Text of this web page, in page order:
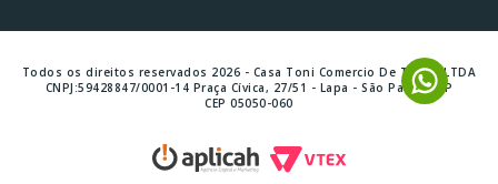
Todos os direitos reservados 2026 - Casa Toni Comercio De Tintas LTDA
CNPJ:59428847/0001-14 Praça Cívica, 27/51 - Lapa - São Paulo - SP
CEP 05050-060